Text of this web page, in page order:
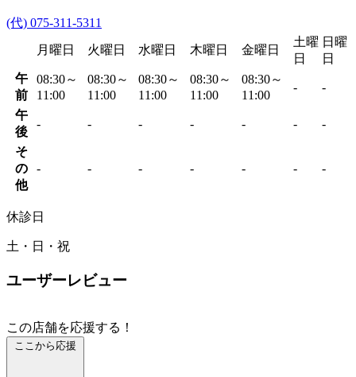
(代) 075-311-5311
月曜日
火曜日 水曜日 木曜日 金曜日
土曜
日
日曜
日
午
前
08:30～
11:00
08:30～
11:00
08:30～
11:00
08:30～
11:00
08:30～
11:00
- -
午
後
- - - - - - -
そ
の
他
- - - - - - -
休診日
土・日・祝
ユーザーレビュー
この店舗を応援する！
ここから応援